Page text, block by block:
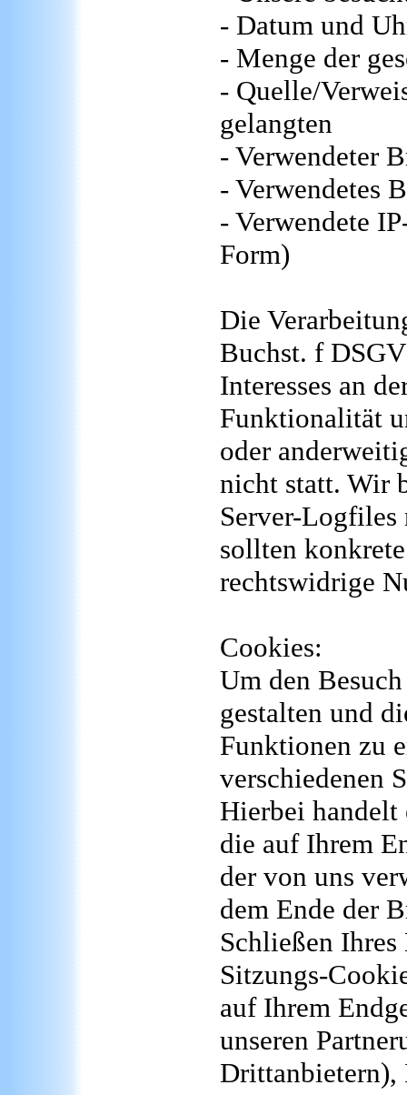
- Datum und
- Menge der
- Quelle/
gelangten
- Verwendeter
- Verwendetes
- Verwendete
Form)
Die
Buchst. f
Interesses an
Funktionalität
oder
nicht statt. Wir
Server-
sollten
rechtswidrige
Cookies:
Um den
gestalten und
Funktionen zu
verschiedenen
Hierbei handelt
die auf Ihrem
der von uns
dem Ende der
Schließen
Sitzungs-
auf Ihrem
unseren
Drittanbietern),